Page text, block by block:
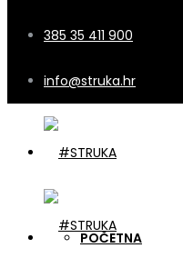
385 35 411 900
info@struka.hr
POČETNA